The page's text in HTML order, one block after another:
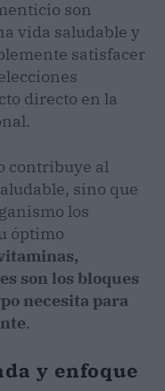
son
vida saludable y
satisfacer
directo en la
contribuye al
sino que
los
óptimo
son los bloques
necesita para
.
y enfoque